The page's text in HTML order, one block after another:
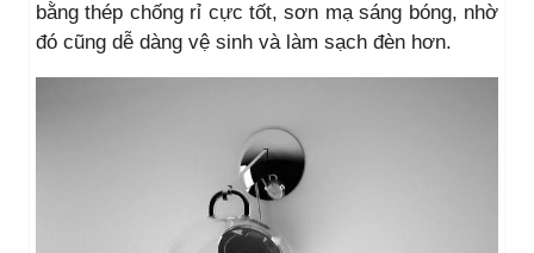
bằng thép chống rỉ cực tốt, sơn mạ sáng bóng, nhờ
đó cũng dễ dàng vệ sinh và làm sạch đèn hơn.